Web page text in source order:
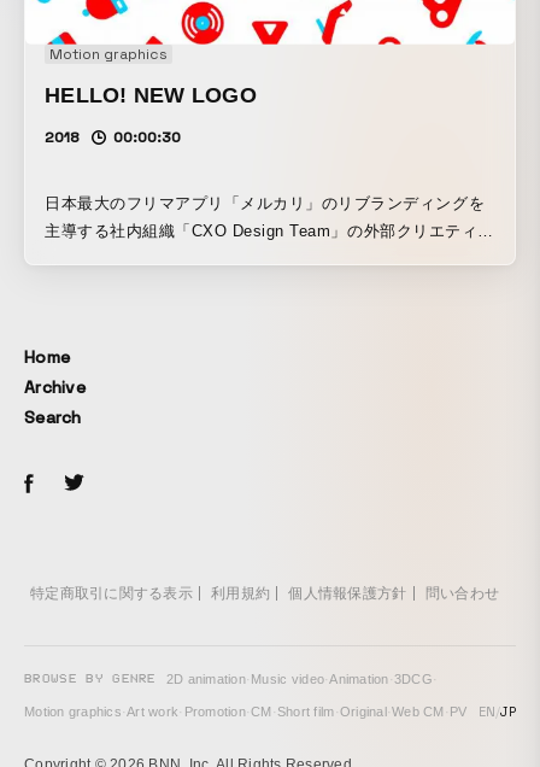
Motion graphics
HELLO! NEW LOGO
2018 00:00:30
日本最大のフリマアプリ「メルカリ」のリブランディングを
主導する社内組織「CXO Design Team」の外部クリエティブ
オープンでフェアなマーケットを表現しています。
https://design.mercari.com/jp/hello-new-logo/
Home
Archive
Search
特定商取引に関する表示 利用規約 個人情報保護方針 問い合わせ
BROWSE BY GENRE 2D animation· Music video·Animation·3DCG·
Motion graphics·Art work· Promotion·CM · Short film·Original ·Web CM · PV EN/JP